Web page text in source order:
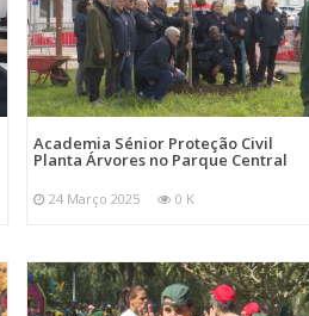
Academia Sénior Proteção Civil
Planta Árvores no Parque Central
24 Março 2025 0 K